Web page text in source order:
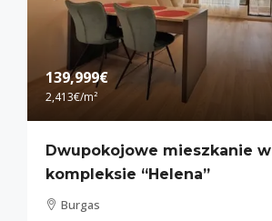
139,999€
2,413€/m²
Dwupokojowe mieszkanie w
kompleksie “Helena”
Burgas